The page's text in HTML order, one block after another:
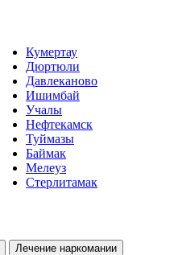
Кумертау
Дюртюли
Давлеканово
Ишимбай
Учалы
Нефтекамск
Туймазы
Баймак
Мелеуз
Стерлитамак
Лечение наркомании